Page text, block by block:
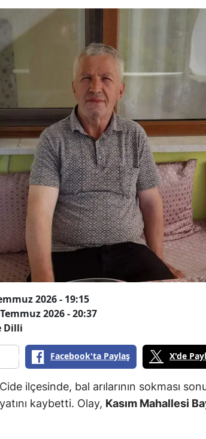
2026 - 19:15
2026 - 20:37
Dilli
Facebook'ta Paylaş X'de
ilçesinde, bal arılarının sokması
kaybetti. Olay, Kasım Mahallesi